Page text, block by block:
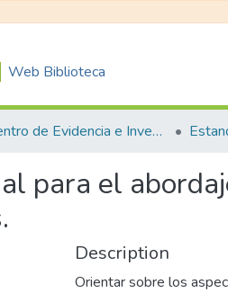
Web Biblioteca
Centro de Evidencia e Investigación para las Decisiones en Salud – CEIDS
para el
Description
Orientar sobre los